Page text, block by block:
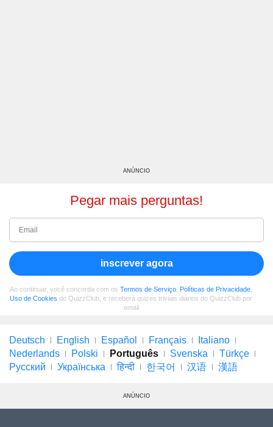
ANÚNCIO
Pegar mais perguntas!
inscrever agora
Ao continuar, você concorda com os Termos de Serviço Políticas de Privacidade
Uso de Cookies do QuizzClub, e receberá quizes triviais diários do QuizzClub por
email
Deutsch English Español Français
Italiano
Nederlands
Polski Português Svenska
Türkçe
Русский
Українська हिन्दी 한국어 汉语 漢語
ANÚNCIO